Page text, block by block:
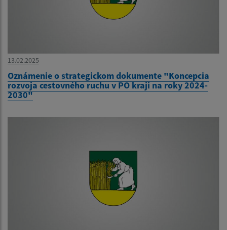
13.02.2025
Oznámenie o strategickom dokumente "Koncepcia
rozvoja cestovného ruchu v PO kraji na roky 2024-
2030"